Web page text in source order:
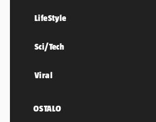
LifeStyle
Sci/Tech
Viral
OSTALO